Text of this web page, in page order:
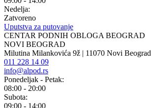
Nedelja:
Zatvoreno
Uputstva za putovanje
CENTAR PODNIH OBLOGA BEOGRAD
NOVI BEOGRAD
Milutina Milankovića 9ž | 11070 Novi Beograd
011 228 14 09
info@alpod.rs
Ponedeljak - Petak:
08:00 - 20:00
Subota:
09:00 - 14:00